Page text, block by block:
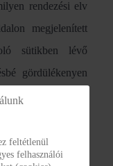
rendezési elv
megjelenített
sütikben lévő
gördülékenyen
melyből az oldal
feltétlenül
felhasználói